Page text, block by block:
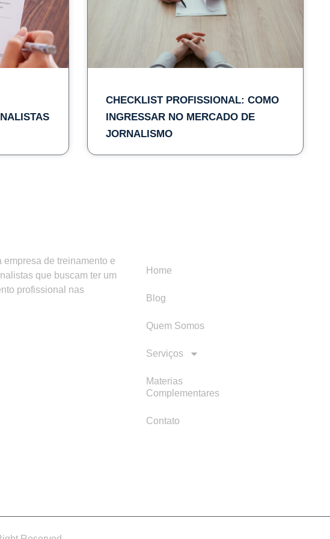
CHECKLIST PROFISSIONAL: COMO
INGRESSAR NO MERCADO DE
JORNALISMO
de treinamento e
que buscam ter um
profissional nas
Home
Blog
Quem Somos
Serviços
Materias
Complementares
Contato